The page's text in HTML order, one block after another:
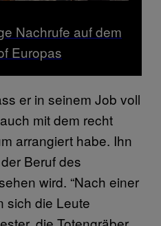
Nachrufe auf dem
Europas
er in seinem Job voll
mit dem recht
arrangiert habe. Ihn
Beruf des
wird. “Nach einer
sich die Leute